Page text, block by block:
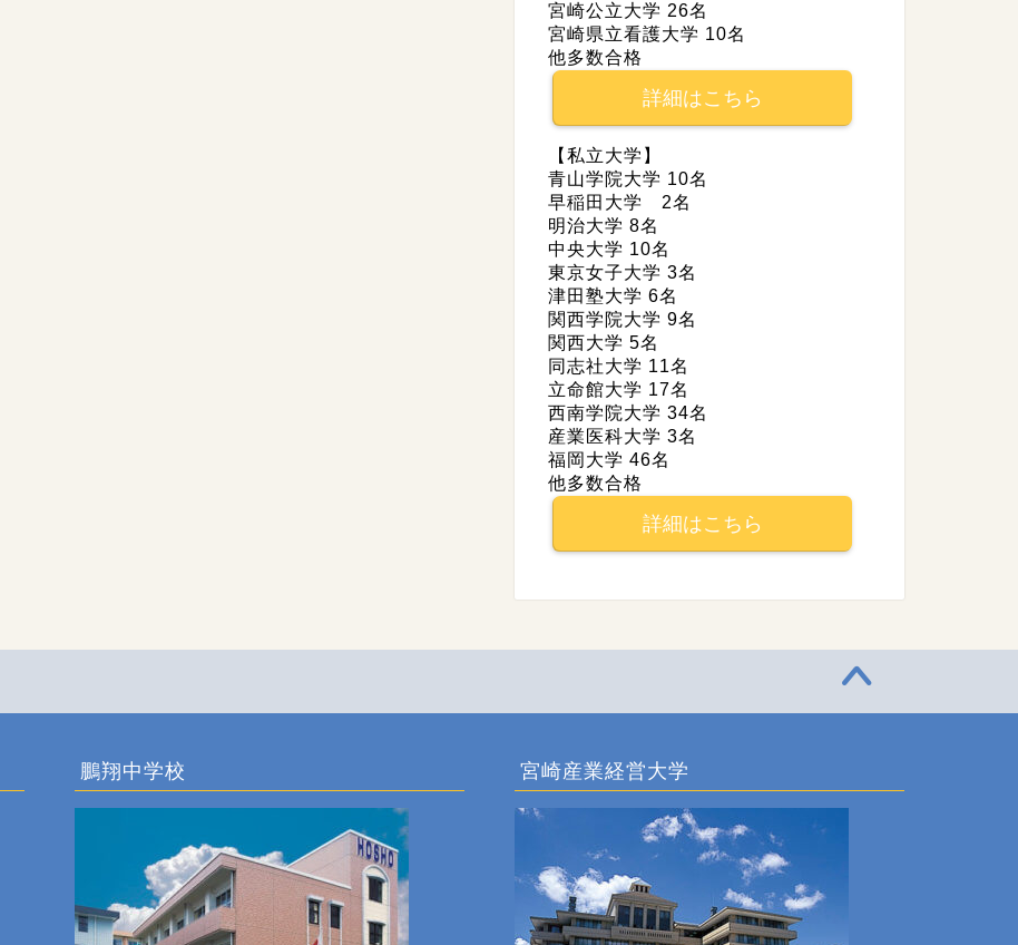
宮崎公立大学 26名
宮崎県立看護大学 10名
他多数合格
詳細はこちら
【私立大学】
青山学院大学 10名
早稲田大学 2名
明治大学 8名
中央大学 10名
東京女子大学 3名
津田塾大学 6名
関西学院大学 9名
関西大学 5名
同志社大学 11名
立命館大学 17名
西南学院大学 34名
産業医科大学 3名
福岡大学 46名
他多数合格
詳細はこちら
鵬翔中学校 宮崎産業経営大学